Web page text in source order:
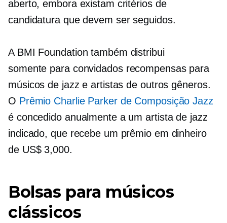
aberto, embora existam critérios de
candidatura que devem ser seguidos.
A BMI Foundation também distribui
somente para convidadosrecompensas para
músicos de jazz e artistas de outros gêneros.
O Prêmio Charlie Parker de Composição Jazz
é concedido anualmente a um artista de jazz
indicado, que recebe um prêmio em dinheiro
de US$ 3,000.
Bolsas para músicos
clássicos